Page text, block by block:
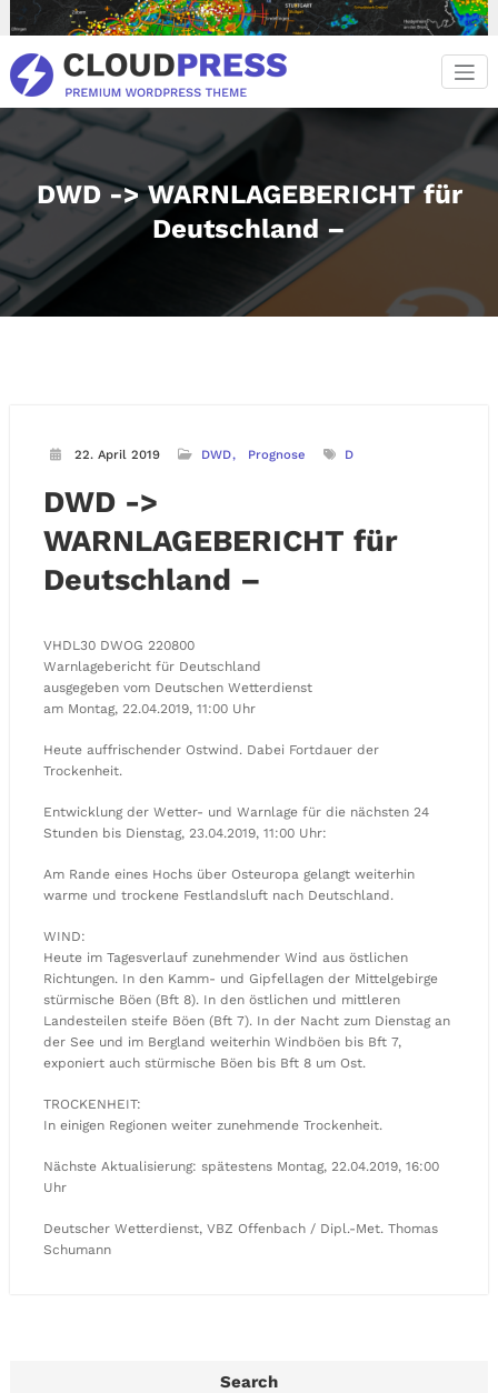
Inhalt
springen
DWD -> WARNLAGEBERICHT für
Deutschland –
22. April 2019 DWD Prognose D
DWD ->
WARNLAGEBERICHT für
Deutschland –
VHDL30 DWOG 220800
Warnlagebericht für Deutschland
ausgegeben vom Deutschen Wetterdienst
am Montag, 22.04.2019, 11:00 Uhr
Heute auffrischender Ostwind. Dabei Fortdauer der
Trockenheit.
Entwicklung der Wetter- und Warnlage für die nächsten 24
Stunden bis Dienstag, 23.04.2019, 11:00 Uhr:
Am Rande eines Hochs über Osteuropa gelangt weiterhin
warme und trockene Festlandsluft nach Deutschland.
WIND:
Heute im Tagesverlauf zunehmender Wind aus östlichen
Richtungen. In den Kamm- und Gipfellagen der Mittelgebirge
stürmische Böen (Bft 8). In den östlichen und mittleren
Landesteilen steife Böen (Bft 7). In der Nacht zum Dienstag an
der See und im Bergland weiterhin Windböen bis Bft 7,
exponiert auch stürmische Böen bis Bft 8 um Ost.
TROCKENHEIT:
In einigen Regionen weiter zunehmende Trockenheit.
Nächste Aktualisierung: spätestens Montag, 22.04.2019, 16:00
Uhr
Deutscher Wetterdienst, VBZ Offenbach / Dipl.-Met. Thomas
Schumann
Search